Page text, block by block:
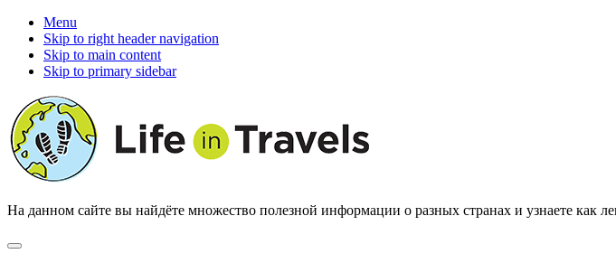
Menu
Skip to right header navigation
Skip to main content
Skip to primary sidebar
На данном сайте вы найдёте множество полезной информации о разных странах и узнаете как